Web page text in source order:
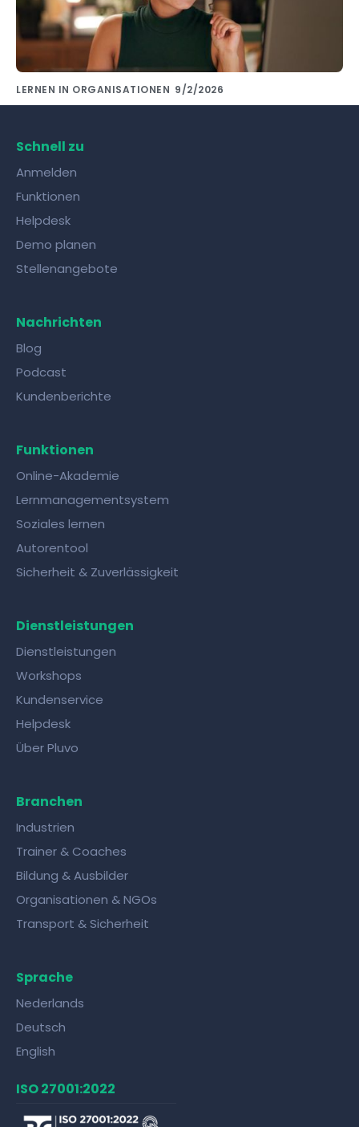
LERNEN IN ORGANISATIONEN 9/2/2026
Schnell zu
Anmelden
Funktionen
Helpdesk
Demo planen
Stellenangebote
Nachrichten
Blog
Podcast
Kundenberichte
Funktionen
Online-Akademie
Lernmanagementsystem
Soziales lernen
Autorentool
Sicherheit & Zuverlässigkeit
Dienstleistungen
Dienstleistungen
Workshops
Kundenservice
Helpdesk
Über Pluvo
Branchen
Industrien
Trainer & Coaches
Bildung & Ausbilder
Organisationen & NGOs
Transport & Sicherheit
Sprache
Nederlands
Deutsch
English
ISO 27001:2022